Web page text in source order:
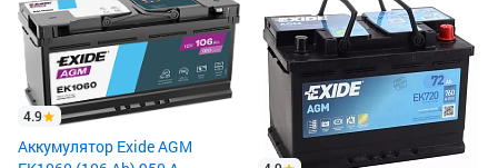
4.9
Аккумулятор Exide AGM